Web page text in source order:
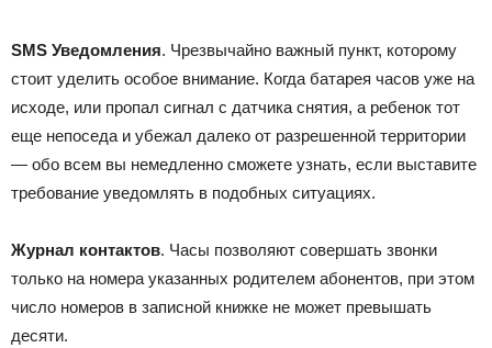
SMS Уведомления. Чрезвычайно важный пункт, которому
стоит уделить особое внимание. Когда батарея часов уже на
исходе, или пропал сигнал с датчика снятия, а ребенок тот
еще непоседа и убежал далеко от разрешенной территории
— обо всем вы немедленно сможете узнать, если выставите
требование уведомлять в подобных ситуациях.
Журнал контактов. Часы позволяют совершать звонки
только на номера указанных родителем абонентов, при этом
число номеров в записной книжке не может превышать
десяти.